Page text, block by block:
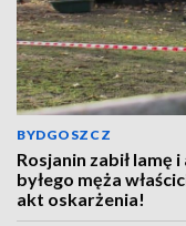
BYDGOSZCZ
Rosjanin zabił lamę
byłego męża
akt oskarżenia!